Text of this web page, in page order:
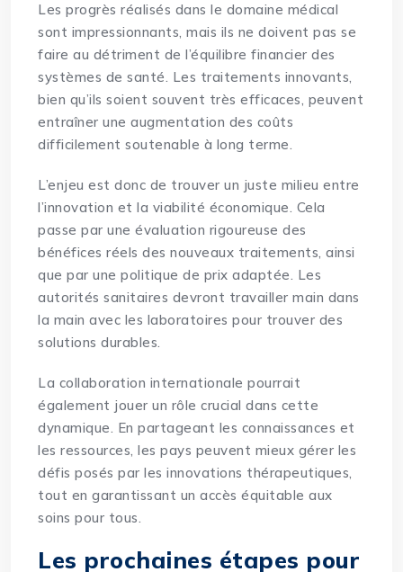
Les progrès réalisés dans le domaine médical
sont impressionnants, mais ils ne doivent pas se
faire au détriment de l’équilibre financier des
systèmes de santé. Les traitements innovants,
bien qu’ils soient souvent très efficaces, peuvent
entraîner une augmentation des coûts
difficilement soutenable à long terme.
L’enjeu est donc de trouver un juste milieu entre
l’innovation et la viabilité économique. Cela
passe par une évaluation rigoureuse des
bénéfices réels des nouveaux traitements, ainsi
que par une politique de prix adaptée. Les
autorités sanitaires devront travailler main dans
la main avec les laboratoires pour trouver des
solutions durables.
La collaboration internationale pourrait
également jouer un rôle crucial dans cette
dynamique. En partageant les connaissances et
les ressources, les pays peuvent mieux gérer les
défis posés par les innovations thérapeutiques,
tout en garantissant un accès équitable aux
soins pour tous.
Les prochaines étapes pour